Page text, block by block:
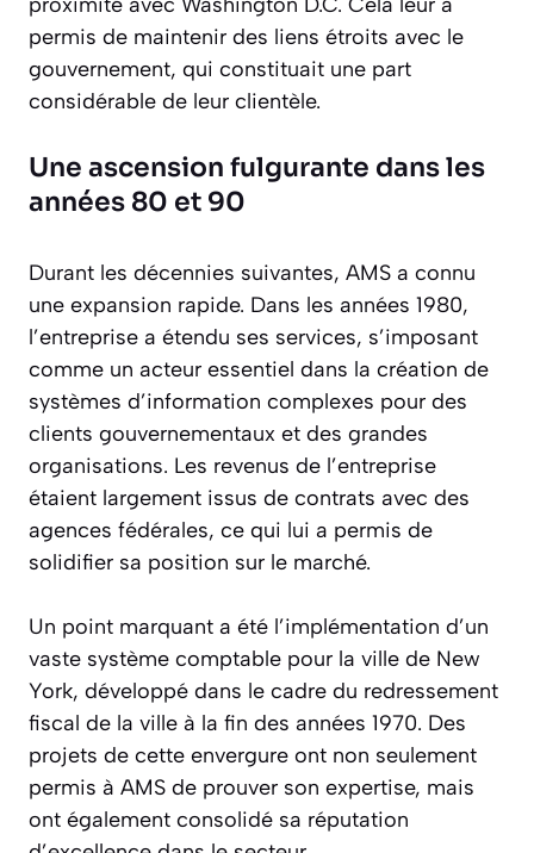
permis de maintenir des liens étroits avec le
gouvernement, qui constituait une part
considérable de leur clientèle.
Une ascension fulgurante dans les
années 80 et 90
Durant les décennies suivantes, AMS a connu
une expansion rapide. Dans les années 1980,
l’entreprise a étendu ses services, s’imposant
comme un acteur essentiel dans la création de
systèmes d’information complexes pour des
clients gouvernementaux et des grandes
organisations. Les revenus de l’entreprise
étaient largement issus de contrats avec des
agences fédérales, ce qui lui a permis de
solidifier sa position sur le marché.
Un point marquant a été l’implémentation d’un
vaste système comptable pour la ville de New
York, développé dans le cadre du redressement
fiscal de la ville à la fin des années 1970. Des
projets de cette envergure ont non seulement
permis à AMS de prouver son expertise, mais
ont également consolidé sa réputation